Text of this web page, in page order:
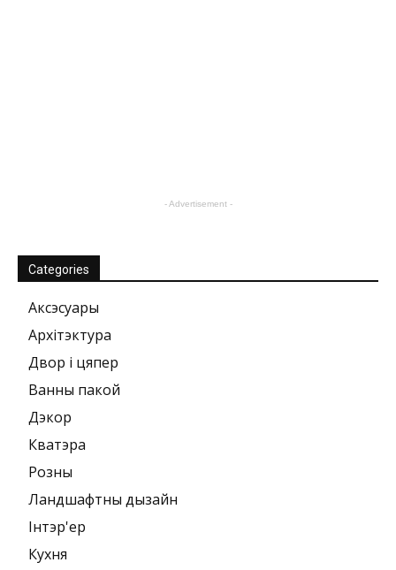
- Advertisement -
Categories
Аксэсуары
Архітэктура
Двор і цяпер
Ванны пакой
Дэкор
Кватэра
Розны
Ландшафтны дызайн
Інтэр'ер
Кухня